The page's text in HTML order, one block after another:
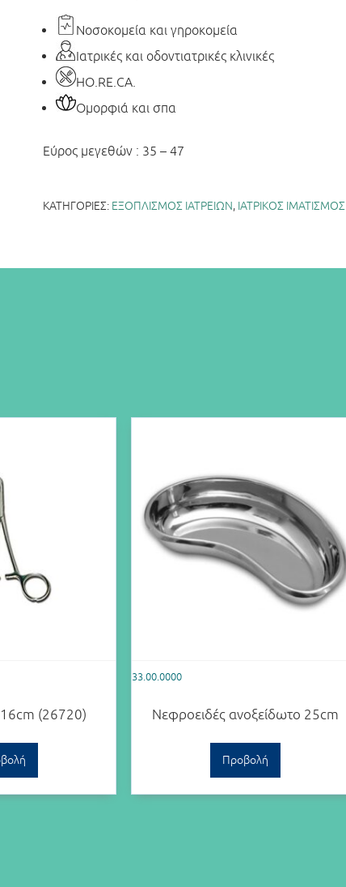
Νοσοκομεία και γηροκομεία
Ιατρικές και οδοντιατρικές κλινικές
HO.RE.CA.
Ομορφιά και σπα
Εύρος μεγεθών : 35 – 47
ΚΑΤΗΓΟΡΊΕΣ: ΕΞΟΠΛΙΣΜΟΣ ΙΑΤΡΕΙΩΝ, ΙΑΤΡΙΚΟΣ ΙΜΑΤΙΣΜΟΣ
(26720)
33.00.0000
Νεφροειδές ανοξείδωτο 25cm
Προβολή